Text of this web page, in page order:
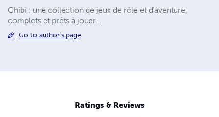
Chibi : une collection de jeux de rôle et d'aventure,
complets et prêts à jouer...
Go to author's page
Ratings & Reviews